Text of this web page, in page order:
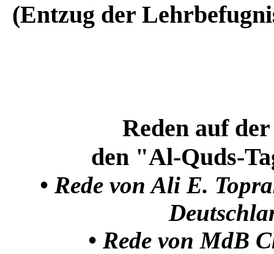
(Entzug der
Reden auf
den "Al-Quds-
• Rede von Ali E.
• Rede von MdB